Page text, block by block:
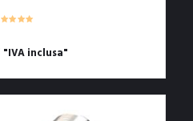
"IVA inclusa"